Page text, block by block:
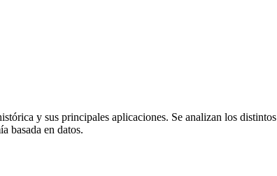
y sus principales aplicaciones. Se analizan los
basada en datos.